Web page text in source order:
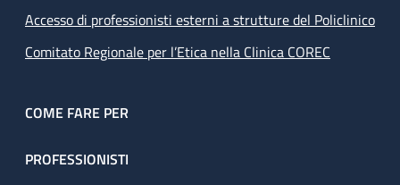
Accesso di professionisti esterni a strutture del Policlinico
Comitato Regionale per l’Etica nella Clinica COREC
COME FARE PER
PROFESSIONISTI